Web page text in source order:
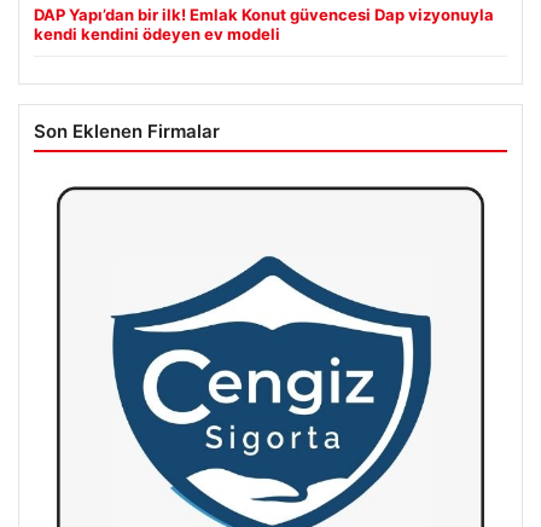
DAP Yapı’dan bir ilk! Emlak Konut güvencesi Dap vizyonuyla
kendi kendini ödeyen ev modeli
Son Eklenen Firmalar